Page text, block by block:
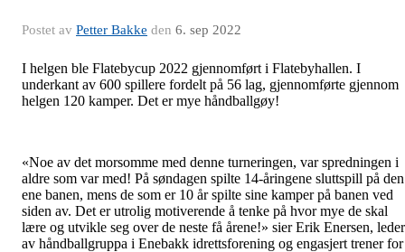
Postet av Petter Bakke den 6. sep 2022
I helgen ble Flatebycup 2022 gjennomført i Flatebyhallen. I
underkant av 600 spillere fordelt på 56 lag, gjennomførte gjennom
helgen 120 kamper. Det er mye håndballgøy!
«Noe av det morsomme med denne turneringen, var spredningen i
aldre som var med! På søndagen spilte 14-åringene sluttspill på den
ene banen, mens de som er 10 år spilte sine kamper på banen ved
siden av. Det er utrolig motiverende å tenke på hvor mye de skal
lære og utvikle seg over de neste få årene!» sier Erik Enersen, leder
av håndballgruppa i Enebakk idrettsforening og engasjert trener for